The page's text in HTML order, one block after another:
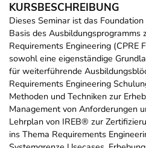
KURSBESCHREIBUNG
Dieses Seminar ist das
Basis des
Requirements Engineering (CPRE
sowohl eine eigenständige
für weiterführende
Requirements Engineering
Methoden und Techniken zur
Management von Anforderungen
Lehrplan von IREB® zur
ins Thema Requirements